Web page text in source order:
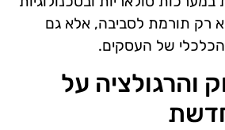
רק תורמת לסביבה, אלא גם
של העסקים.
והרגולציה על